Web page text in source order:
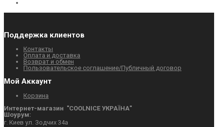
Поддержка клиентов
Контакты
Оплата и доставка
Возврат и обмен
Пользовательское соглашение/Публичный договор
Мой Аккаунт
Корзина
Интернет-магазин "СOOLNICE УКРАЇНА"
Шоурум:
г. Киев ул. Зодчих 34а